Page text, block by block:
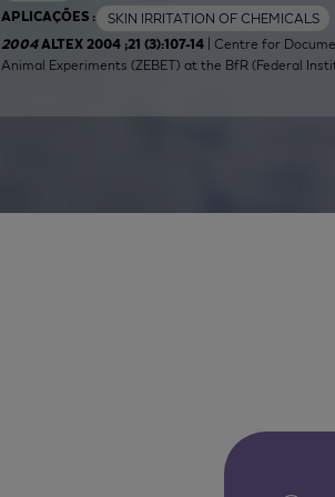
APLICAÇÕES : SKIN IRRITATION OF CHEMICALS
2004ALTEX 2004 ;21 (3):107-14 | Centre for
Animal Experiments (ZEBET) at the BfR (Federal